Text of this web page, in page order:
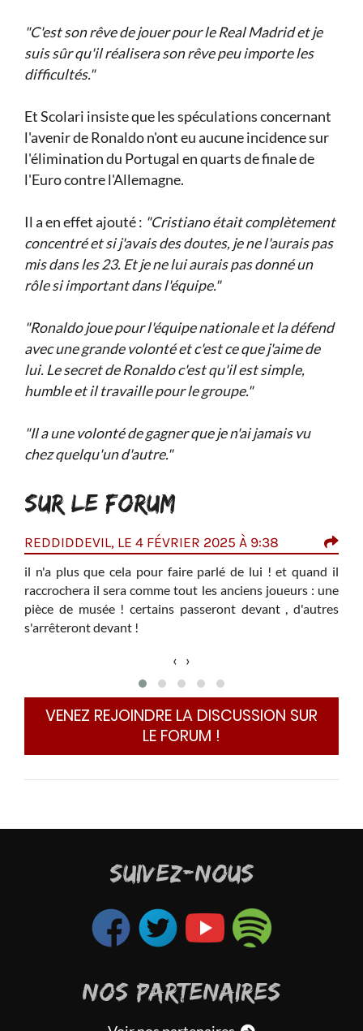
"C'est son rêve de jouer pour le Real Madrid et je
suis sûr qu'il réalisera son rêve peu importe les
difficultés."
Et Scolari insiste que les spéculations concernant
l'avenir de Ronaldo n'ont eu aucune incidence sur
l'élimination du Portugal en quarts de finale de
l'Euro contre l'Allemagne.
Il a en effet ajouté : "Cristiano était complètement
concentré et si j'avais des doutes, je ne l'aurais pas
mis dans les 23. Et je ne lui aurais pas donné un
rôle si important dans l'équipe."
"Ronaldo joue pour l'équipe nationale et la défend
avec une grande volonté et c'est ce que j'aime de
lui. Le secret de Ronaldo c'est qu'il est simple,
humble et il travaille pour le groupe."
"Il a une volonté de gagner que je n'ai jamais vu
chez quelqu'un d'autre."
SUR LE FORUM
REDDIDDEVIL, LE 4 FÉVRIER 2025 À 9:38
il n'a plus que cela pour faire parlé de lui ! et quand il
raccrochera il sera comme tout les anciens joueurs : une
pièce de musée ! certains passeront devant , d'autres
s'arrêteront devant !
‹ ›
VENEZ REJOINDRE LA DISCUSSION SUR
LE FORUM !
SUIVEZ-NOUS
NOS PARTENAIRES